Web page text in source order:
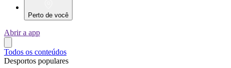
Perto de você
Abrir a app
Todos os conteúdos
Desportos populares